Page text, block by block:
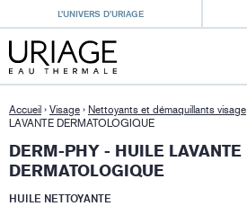
L’UNIVERS D’URIAGE
Accueil › Visage › Nettoyants et démaquillants visage
LAVANTE DERMATOLOGIQUE
DERM-PHY - HUILE LAVANTE
DERMATOLOGIQUE
HUILE NETTOYANTE